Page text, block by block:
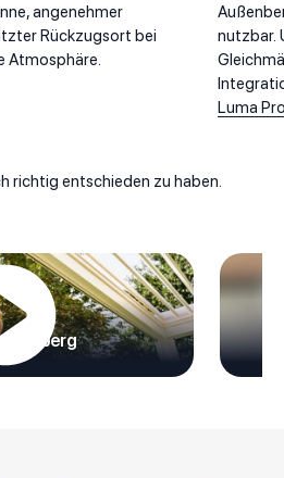
angenehmer
Rückzugsort bei
Atmosphäre.
nutzbar.
Luma
richtig entschieden zu haben.
Nürnberg